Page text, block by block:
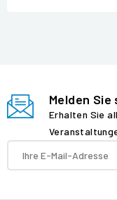
Melden
Erhalten Sie